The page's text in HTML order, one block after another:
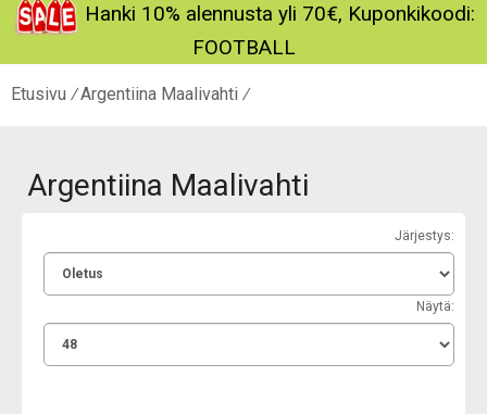
Hanki 10% alennusta yli 70€, Kuponkikoodi:
FOOTBALL
Etusivu Argentiina Maalivahti
Argentiina Maalivahti
Järjestys:
Näytä: